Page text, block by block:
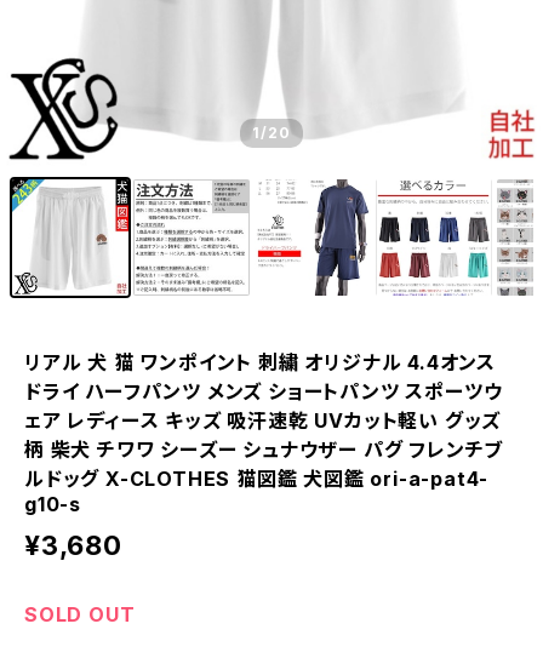
1 /20
リアル 犬 猫 ワンポイント 刺繍 オリジナル 4.4オンス
ドライ ハーフパンツ メンズ ショートパンツ スポーツウ
ェア レディース キッズ 吸汗速乾 UVカット軽い グッズ
柄 柴犬 チワワ シーズー シュナウザー パグ フレンチブ
ルドッグ X-CLOTHES 猫図鑑 犬図鑑 ori-a-pat4-
g10-s
¥3,680
SOLD OUT